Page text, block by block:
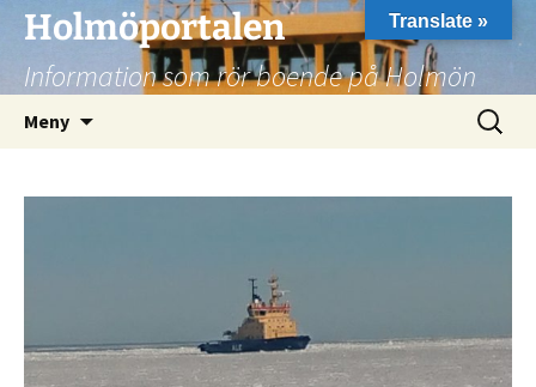
Hoppa
innehåll
Holmöportalen
Information som rör boende på Holmön
Meny
Sök
efter:
Translate »